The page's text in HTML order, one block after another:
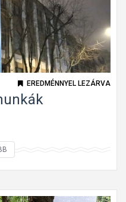
t
n
á
l
e
r
e
l
ő
v
EREDMÉNNYEL LEZÁRVA
n